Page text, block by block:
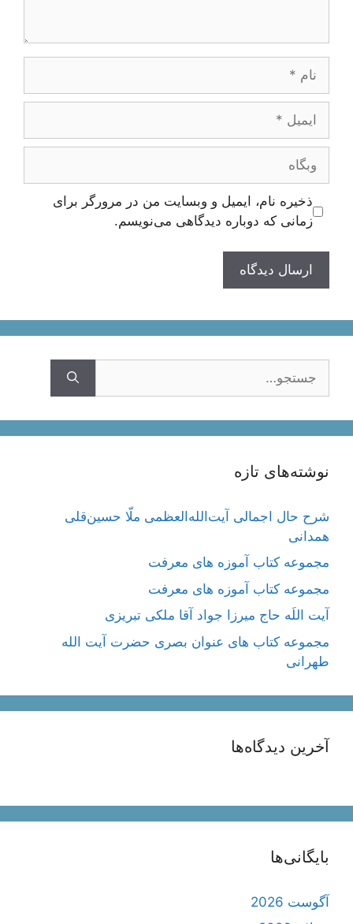
ایمیل
وبگاه
ذخیره نام، ایمیل و وبسایت من در مرورگر برای
زمانی که دوباره دیدگاهی می‌نویسم.
نوشته‌های تازه
شرح حال اجمالی آیت‌الله‌العظمی ملّا حسین‌قلی
همدانی
مجموعه کتاب آموزه های معرفت
مجموعه کتاب آموزه های معرفت
آیت اللَه حاج میرزا جواد آقا ملکی تبریزی
مجموعه کتاب های عنوان بصری حضرت آیت الله
طهرانی
آخرین دیدگاه‌ها
بایگانی‌ها
آگوست 2026